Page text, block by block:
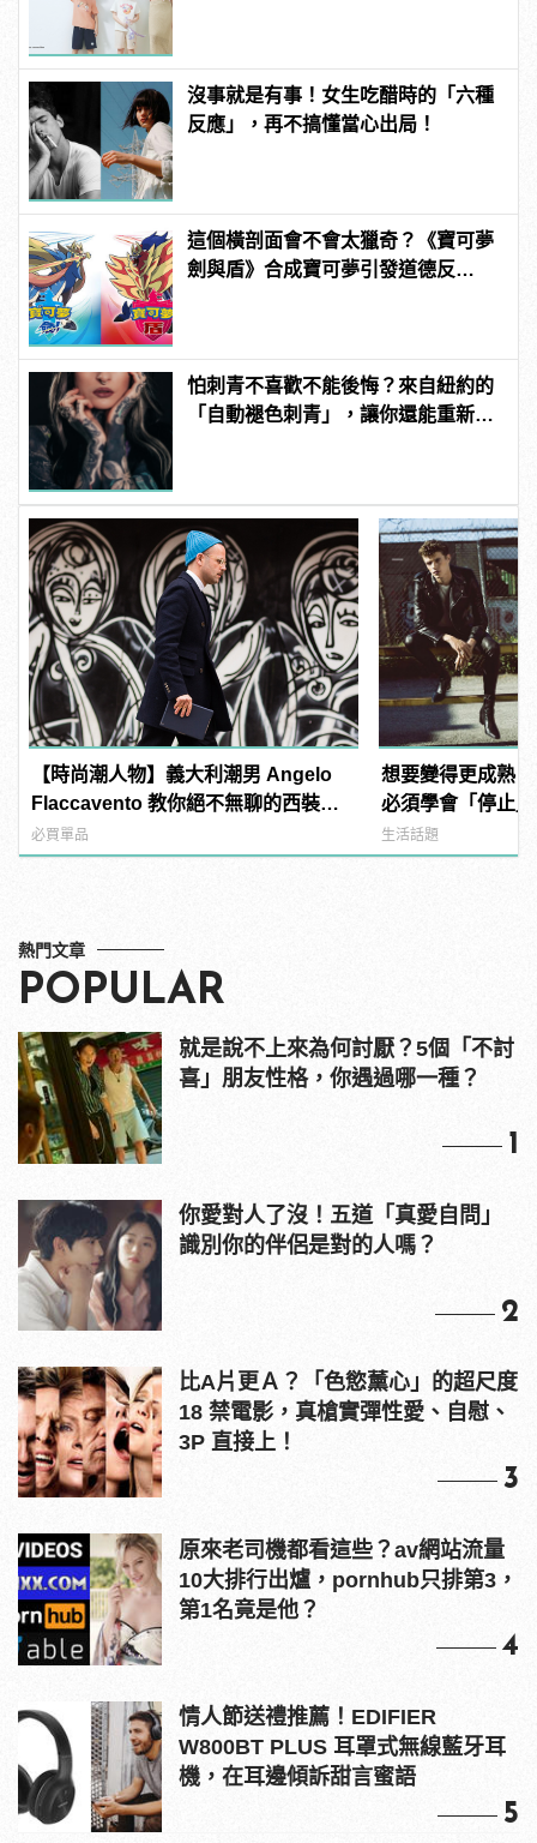
沒事就是有事！女生吃醋時的「六種
反應」，再不搞懂當心出局！
這個橫剖面會不會太獵奇？《寶可夢
劍與盾》合成寶可夢引發道德反
怕刺青不喜歡不能後悔？來自紐約的
「自動褪色刺青」，讓你還能重新來
【時尚潮人物】義大利潮男 Angelo
Flaccavento 教你絕不無聊的西裝穿
搭術
必買單品
想要變得更成熟
必須學會「停止
生活話題
熱門文章
POPULAR
就是說不上來為何討厭？5個「不討
喜」朋友性格，你遇過哪一種？
1
你愛對人了沒！五道「真愛自問」
識別你的伴侶是對的人嗎？
2
比A片更Ａ？「色慾薰心」的超尺度
18 禁電影，真槍實彈性愛、自慰、
3P 直接上！
3
原來老司機都看這些？av網站流量
10大排行出爐，pornhub只排第3，
第1名竟是他？
4
情人節送禮推薦！EDIFIER
W800BT PLUS 耳罩式無線藍牙耳
機，在耳邊傾訴甜言蜜語
5